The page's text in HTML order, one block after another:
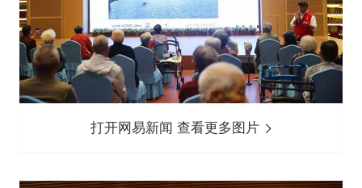
打开网易新闻 查看更多图片